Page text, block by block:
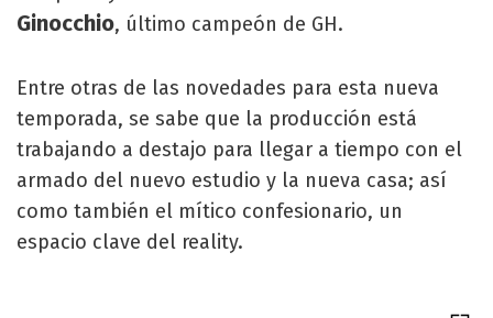
Ginocchio, último campeón de GH.
Entre otras de las novedades para esta nueva
temporada, se sabe que la producción está
trabajando a destajo para llegar a tiempo con el
armado del nuevo estudio y la nueva casa; así
como también el mítico confesionario, un
espacio clave del reality.